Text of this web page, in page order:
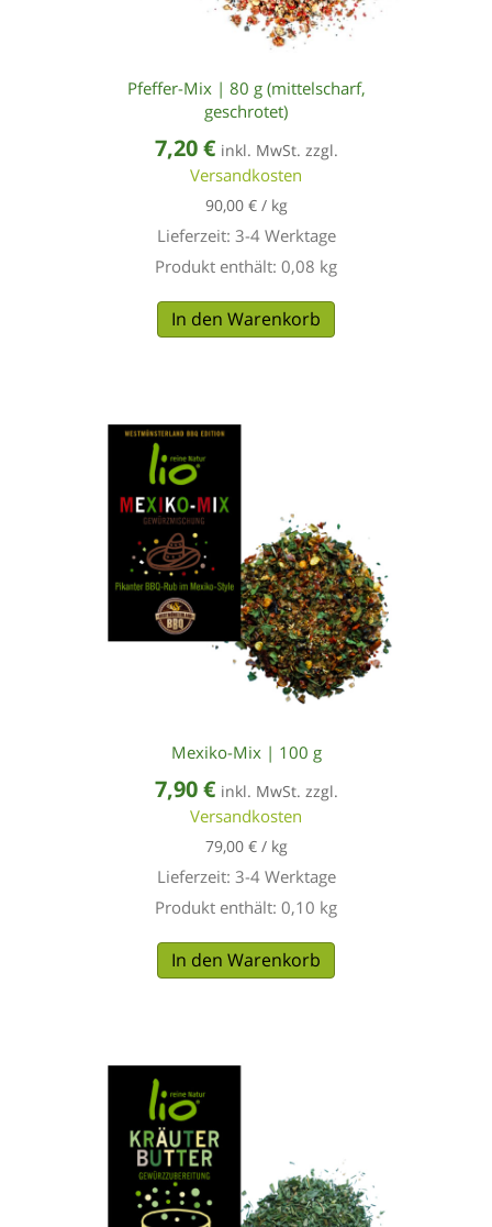
Pfeffer-Mix | 80 g (mittelscharf,
geschrotet)
7,20€ inkl. MwSt. zzgl.
Versandkosten
90,00 €/ kg
Lieferzeit: 3-4 Werktage
Produkt enthält: 0,08 kg
In den Warenkorb
Mexiko-Mix | 100 g
7,90€ inkl. MwSt. zzgl.
Versandkosten
79,00 €/ kg
Lieferzeit: 3-4 Werktage
Produkt enthält: 0,10 kg
In den Warenkorb